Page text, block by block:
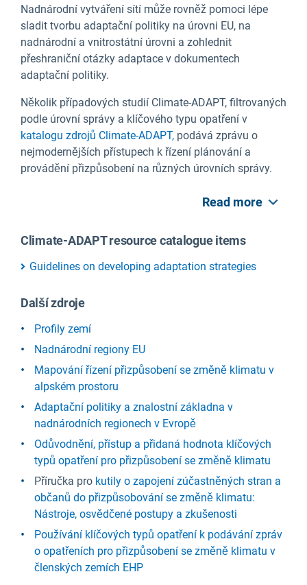
Nadnárodní vytváření sítí může rovněž pomoci lépe
sladit tvorbu adaptační politiky na úrovni EU, na
nadnárodní a vnitrostátní úrovni a zohlednit
přeshraniční otázky adaptace v dokumentech
adaptační politiky.
Několik případových studií Climate-ADAPT, filtrovaných
podle úrovní správy a klíčového typu opatření v
katalogu zdrojů Climate-ADAPT, podává zprávu o
nejmodernějších přístupech k řízení plánování a
provádění přizpůsobení na různých úrovních správy.
Read more
Climate-ADAPT resource catalogue items
Guidelines on developing adaptation strategies
Další zdroje
Profily zemí
Nadnárodní regiony EU
Mapování řízení přizpůsobení se změně klimatu v
alpském prostoru
Adaptační politiky a znalostní základna v
nadnárodních regionech v Evropě
Odůvodnění, přístup a přidaná hodnota klíčových
typů opatření pro přizpůsobení se změně klimatu
Příručka pro kutily o zapojení zúčastněných stran a
občanů do přizpůsobování se změně klimatu:
Nástroje, osvědčené postupy a zkušenosti
Používání klíčových typů opatření k podávání zpráv
o opatřeních pro přizpůsobení se změně klimatu v
členských zemích EHP